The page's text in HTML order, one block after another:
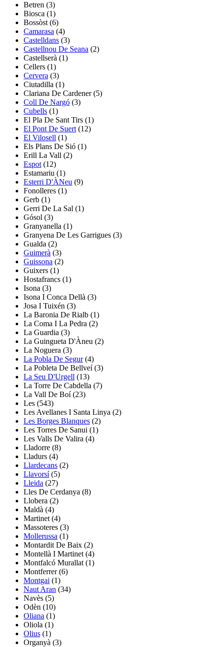
Betren (3)
Biosca (1)
Bossòst(6)
Camarasa (4)
Castelldans (3)
Castellnou De Seana (2)
Castellserà (1)
Cellers (1)
Cervera (3)
Ciutadilla (1)
Clariana De Cardener(5)
Coll De Nargó (3)
Cubells (1)
El Pla De Sant Tirs (1)
El Pont De Suert(12)
El Vilosell (1)
Els Plans De Sió (1)
Erill La Vall (2)
Espot(12)
Estamariu (1)
Esterri D'ÀNeu (9)
Fonolleres (1)
Gerb (1)
Gerri De La Sal (1)
Gósol (3)
Granyanella (1)
Granyena De Les Garrigues (3)
Gualda (2)
Guimerà (3)
Guissona (2)
Guixers (1)
Hostafrancs (1)
Isona (3)
Isona I Conca Dellà (3)
Josa I Tuixén (3)
La Baronia De Rialb (1)
La Coma I La Pedra (2)
La Guardia (3)
La Guingueta D'Àneu (2)
La Noguera (3)
La Pobla De Segur(4)
La Pobleta De Bellveí(3)
La Seu D'Urgell (13)
La Torre De Cabdella (7)
La Vall De Boí(23)
Les (543)
Les Avellanes I Santa Linya (2)
Les Borges Blanques (2)
Les Torres De Sanui (1)
Les Valls De Valira (4)
Lladorre (8)
Lladurs (4)
Llardecans (2)
Llavorsí(5)
Lleida (27)
Lles De Cerdanya (8)
Llobera (2)
Maldà (4)
Martinet(4)
Massoteres (3)
Mollerussa (1)
Montardit De Baix (2)
Montellà I Martinet(4)
Montfalcó Murallat(1)
Montferrer(6)
Montgai (1)
Naut Aran (34)
Navès (5)
Odèn (10)
Oliana (1)
Oliola (1)
Olius (1)
Organyà (3)